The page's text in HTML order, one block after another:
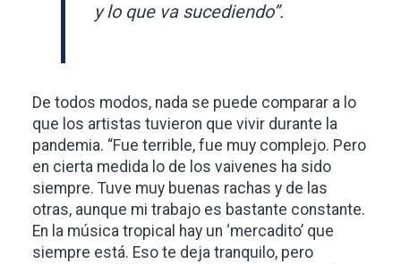
y lo que va sucediendo”.
De todos modos, nada se puede comparar a lo
que los artistas tuvieron que vivir durante la
pandemia. “Fue terrible, fue muy complejo. Pero
en cierta medida lo de los vaivenes ha sido
siempre. Tuve muy buenas rachas y de las
otras, aunque mi trabajo es bastante constante.
En la música tropical hay un ‘mercadito’ que
siempre está. Eso te deja tranquilo, pero